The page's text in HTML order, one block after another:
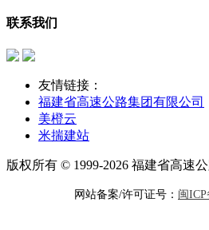
联系我们
友情链接：
福建省高速公路集团有限公司
美橙云
米揣建站
版权所有 © 1999-2026 福建省高速
网站备案/许可证号： 闽ICP